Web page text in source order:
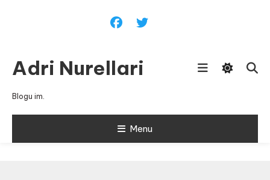
Adri Nurellari
Blogu im.
Menu